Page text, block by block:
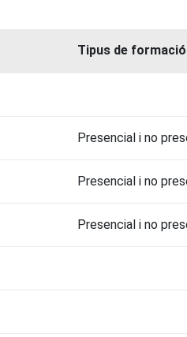
Tipus de formació
Presencial i no
Presencial i no
Presencial i no